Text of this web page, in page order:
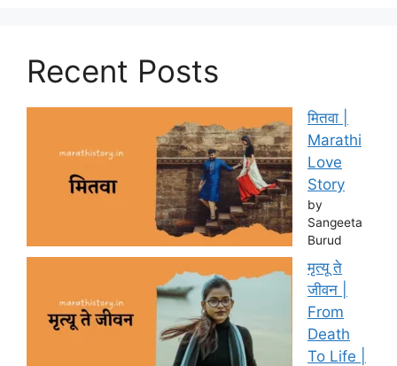
Recent Posts
मितवा |
Marathi
Love
Story
by
Sangeeta
Burud
मृत्यू ते
जीवन |
From
Death
To Life |